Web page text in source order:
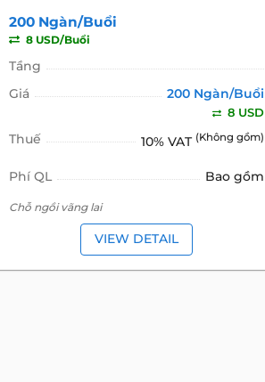
200 Ngàn/Buổi
8 USD/Buổi
Tầng
Giá
200 Ngàn/Buổi
8 USD
Thuế 10% VAT (Không gồm)
Phí QL Bao gồm
Chỗ ngồi vãng lai
VIEW DETAIL